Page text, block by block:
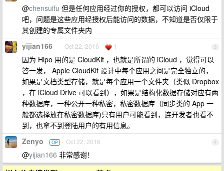
@chensuifu 但是任何应用经过你的授权，都可以访问 iCloud
吧，问题是这些应用经授权后能访问的数据，不知道是否仅限于
其创建的专属文件夹内
3
yijian166 Oct 22, 2016 1
因为 Hipo 用的是 CloudKit ，也就是所谓的 iCloud ，觉得可以
答一发， Apple CloudKit 设计中每个应用之间是完全独立的，
如果是文档类型存储，就是每个应用一个文件夹（类似 Dropbox
，在 iCloud Drive 可以看到），如果是结构化数据存储对应有两
种数据库，一种公开一种私密，私密数据库（同步类的 App 一
般都选择放在私密数据库)只有用户可能看到，连开发者也看不
到，也拿不到登陆用户的有用信息。
4
Zenyo OP Oct 22, 2016
@yijian166 非常感谢！